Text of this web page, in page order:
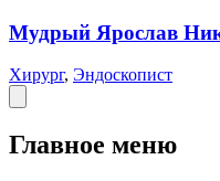
Мудрый Ярослав
Хирург, Эндоскопист
Главное меню